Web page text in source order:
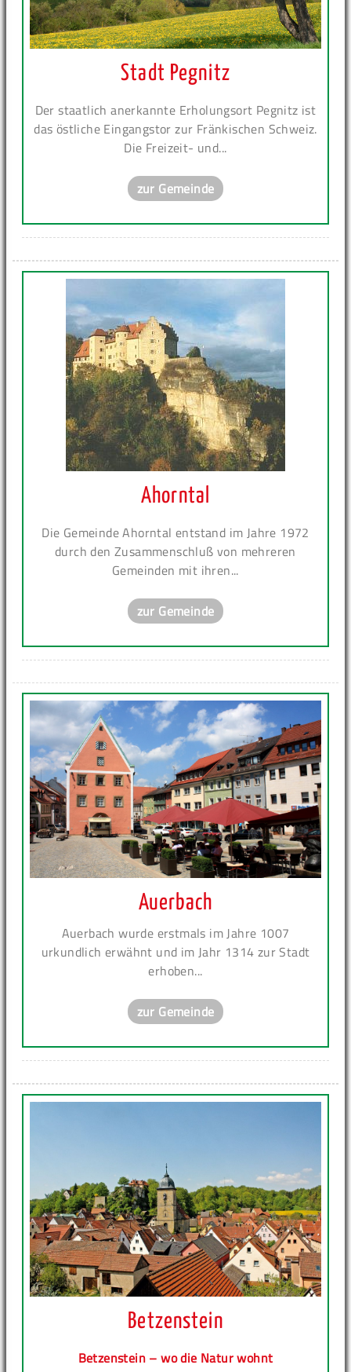
Stadt Pegnitz
Der staatlich anerkannte Erholungsort Pegnitz ist
das östliche Eingangstor zur Fränkischen Schweiz.
Die Freizeit- und...
zur Gemeinde
Ahorntal
Die Gemeinde Ahorntal entstand im Jahre 1972
durch den Zusammenschluß von mehreren
Gemeinden mit ihren...
zur Gemeinde
Auerbach
Auerbach wurde erstmals im Jahre 1007
urkundlich erwähnt und im Jahr 1314 zur Stadt
erhoben...
zur Gemeinde
Betzenstein
Betzenstein – wo die Natur wohnt